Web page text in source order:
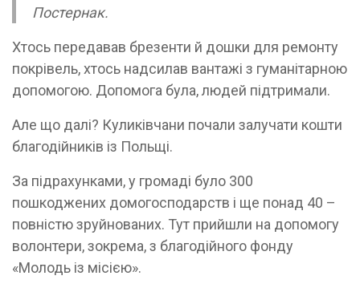
Постернак.
Хтось передавав брезенти й дошки для ремонту
покрівель, хтось надсилав вантажі з гуманітарною
допомогою. Допомога була, людей підтримали.
Але що далі? Куликівчани почали залучати кошти
благодійників із Польщі.
За підрахунками, у громаді було 300
пошкоджених домогосподарств і ще понад 40 –
повністю зруйнованих. Тут прийшли на допомогу
волонтери, зокрема, з благодійного фонду
«Молодь із місією».